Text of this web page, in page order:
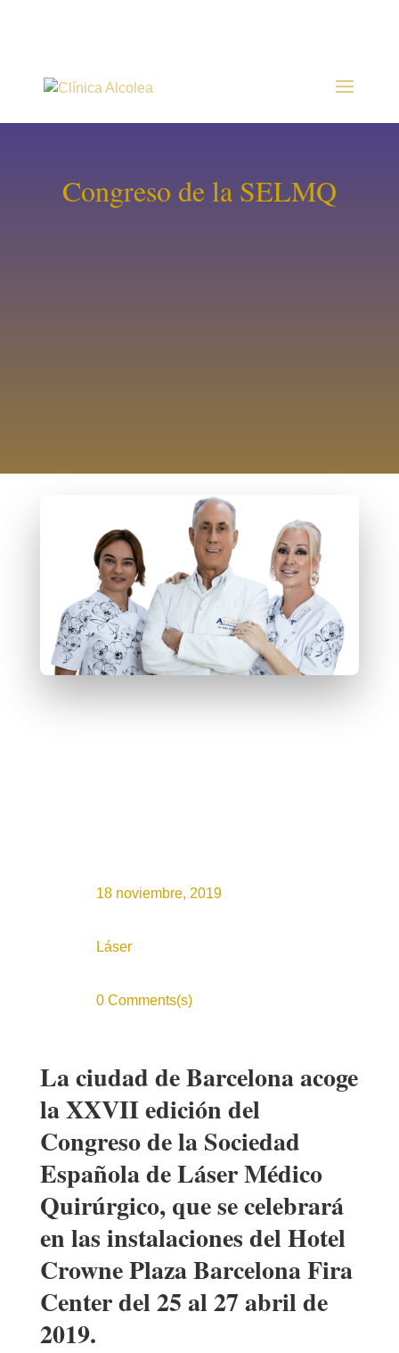
Congreso de la SELMQ
18 noviembre, 2019
Láser
0 Comments(s)
La ciudad de Barcelona acoge
la XXVII edición del
Congreso de la Sociedad
Española de Láser Médico
Quirúrgico, que se celebrará
en las instalaciones del Hotel
Crowne Plaza Barcelona Fira
Center del 25 al 27 abril de
2019.